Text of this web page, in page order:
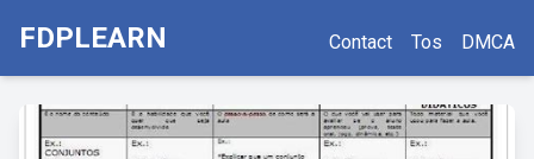
FDPLEARN Contact Tos DMCA